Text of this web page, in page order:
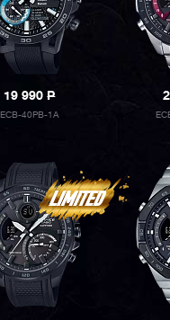
19 990P
ECB-40PB-1A